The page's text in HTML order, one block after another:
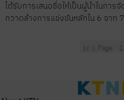
ได้รับการเสนอชื่อให้เป็นผู้นำในกา
กวาดล้างการแข่งขันหลักใน 6 จาก
Page 1